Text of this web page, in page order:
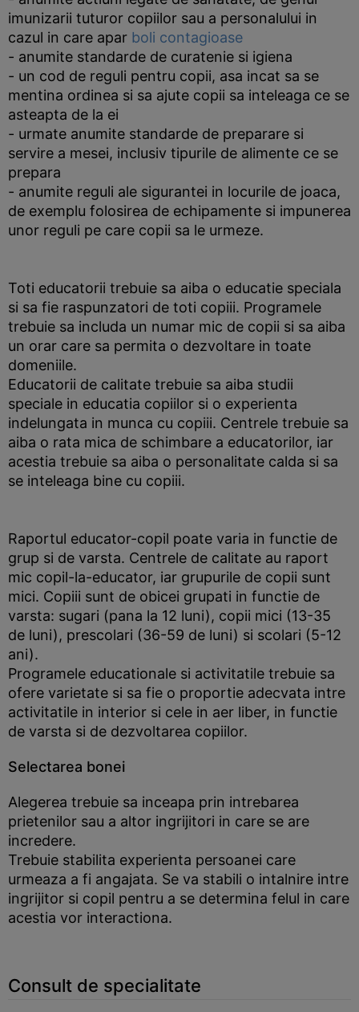
imunizarii tuturor copiilor sau a personalului in
cazul in care apar boli contagioase
- anumite standarde de curatenie si igiena
- un cod de reguli pentru copii, asa incat sa se
mentina ordinea si sa ajute copii sa inteleaga ce se
asteapta de la ei
- urmate anumite standarde de preparare si
servire a mesei, inclusiv tipurile de alimente ce se
prepara
- anumite reguli ale sigurantei in locurile de joaca,
de exemplu folosirea de echipamente si impunerea
unor reguli pe care copii sa le urmeze.
Toti educatorii trebuie sa aiba o educatie speciala
si sa fie raspunzatori de toti copiii. Programele
trebuie sa includa un numar mic de copii si sa aiba
un orar care sa permita o dezvoltare in toate
domeniile.
Educatorii de calitate trebuie sa aiba studii
speciale in educatia copiilor si o experienta
indelungata in munca cu copiii. Centrele trebuie sa
aiba o rata mica de schimbare a educatorilor, iar
acestia trebuie sa aiba o personalitate calda si sa
se inteleaga bine cu copiii.
Raportul educator-copil poate varia in functie de
grup si de varsta. Centrele de calitate au raport
mic copil-la-educator, iar grupurile de copii sunt
mici. Copiii sunt de obicei grupati in functie de
varsta: sugari (pana la 12 luni), copii mici (13-35
de luni), prescolari (36-59 de luni) si scolari (5-12
ani).
Programele educationale si activitatile trebuie sa
ofere varietate si sa fie o proportie adecvata intre
activitatile in interior si cele in aer liber, in functie
de varsta si de dezvoltarea copiilor.
Selectarea bonei
Alegerea trebuie sa inceapa prin intrebarea
prietenilor sau a altor ingrijitori in care se are
incredere.
Trebuie stabilita experienta persoanei care
urmeaza a fi angajata. Se va stabili o intalnire intre
ingrijitor si copil pentru a se determina felul in care
acestia vor interactiona.
Consult de specialitate